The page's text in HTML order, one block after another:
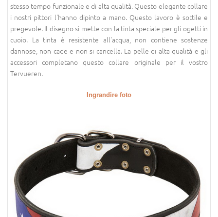
stesso tempo funzionale e di alta qualità. Questo elegante collare
i nostri pittori l'hanno dipinto a mano. Questo lavoro è sottile e
pregevole. Il disegno si mette con la tinta speciale per gli ogetti in
cuoio. La tinta è resistente all'acqua, non contiene sostenze
dannose, non cade e non si cancella. La pelle di alta qualità e gli
accessori completano questo collare originale per il vostro
Tervueren.
Ingrandire foto